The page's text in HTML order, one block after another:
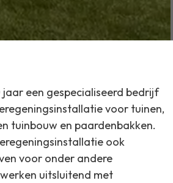
jaar een gespecialiseerd bedrijf
voor tuinen,
tuinbouw en paardenbakken.
ook
voor onder andere
uitsluitend met